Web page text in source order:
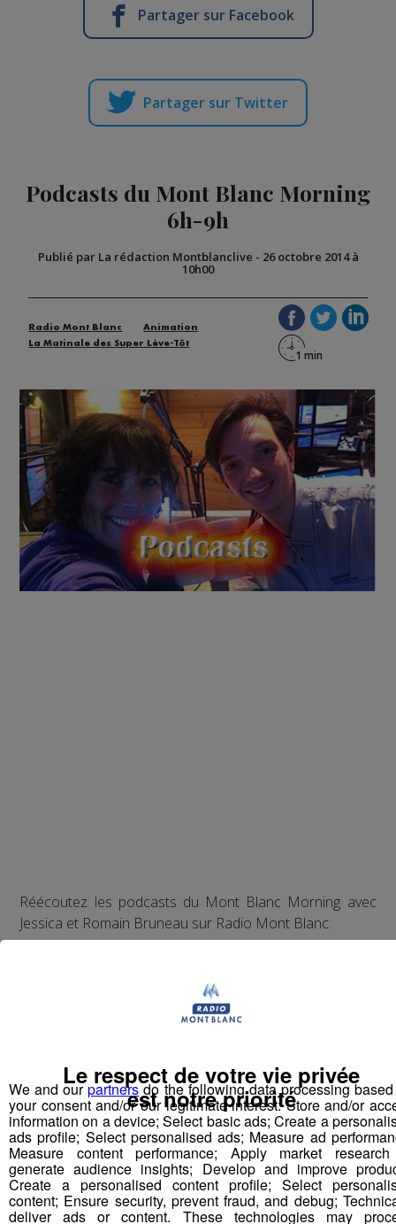
Partager sur Facebook
Partager sur Twitter
Podcasts du Mont Blanc Morning
6h-9h
Publié par La rédaction Montblanclive - 26 octobre 2014 à
10h00
Radio Mont Blanc
Animation
La Matinale des Super Lève-Tôt
Réécoutez les podcasts du Mont Blanc Morning avec
Jessica et Romain Bruneau sur Radio Mont Blanc.
http://www.youtube.com/user/
Partager sur Facebook
We and ourpartnersdo the following data processing
your consent and/or our legitimate interest: Store and/or
information on a device; Select basic ads; Create a
ads profile; Select personalised ads; Measure ad
Measure content performance; Apply market
generate audience insights; Develop and improve
Create a personalised content profile; Select
content; Ensure security, prevent fraud, and debug;
deliver ads or content. These technologies may
Le respect de votre vie privée
est notre priorité